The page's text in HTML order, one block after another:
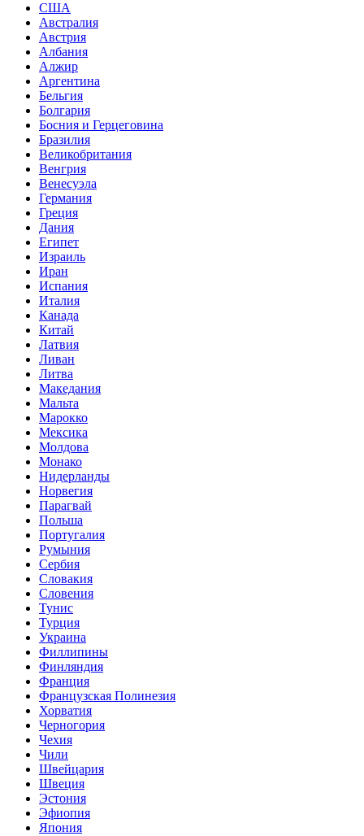
США
Австралия
Австрия
Албания
Алжир
Аргентина
Бельгия
Болгария
Босния и Герцеговина
Бразилия
Великобритания
Венгрия
Венесуэла
Германия
Греция
Дания
Египет
Израиль
Иран
Испания
Италия
Канада
Китай
Латвия
Ливан
Литва
Македания
Мальта
Марокко
Мексика
Молдова
Монако
Нидерланды
Норвегия
Парагвай
Польша
Португалия
Румыния
Сербия
Словакия
Словения
Тунис
Турция
Украина
Филлипины
Финляндия
Франция
Французская Полинезия
Хорватия
Черногория
Чехия
Чили
Швейцария
Швеция
Эстония
Эфиопия
Япония